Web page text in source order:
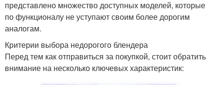
представлено множество доступных моделей, которые
по функционалу не уступают своим более дорогим
аналогам.
Критерии выбора недорогого блендера
Перед тем как отправиться за покупкой, стоит обратить
внимание на несколько ключевых характеристик: